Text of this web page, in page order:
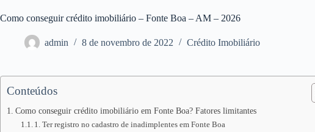
Como conseguir crédito imobiliário – Fonte Boa – AM – 2026
admin 8 de novembro de 2022 Crédito Imobiliário
Conteúdos
Como conseguir crédito imobiliário em Fonte Boa? Fatores limitantes
1. Ter registro no cadastro de inadimplentes em Fonte Boa